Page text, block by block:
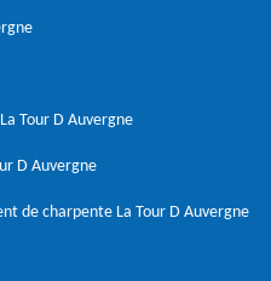
Tour D Auvergne
D Auvergne
de charpente La Tour D Auvergne